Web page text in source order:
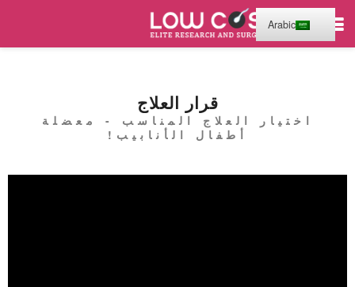
قرار العلاج
اختيار العلاج المناسب - معضلة
أطفال الأنابيب!
Arabic